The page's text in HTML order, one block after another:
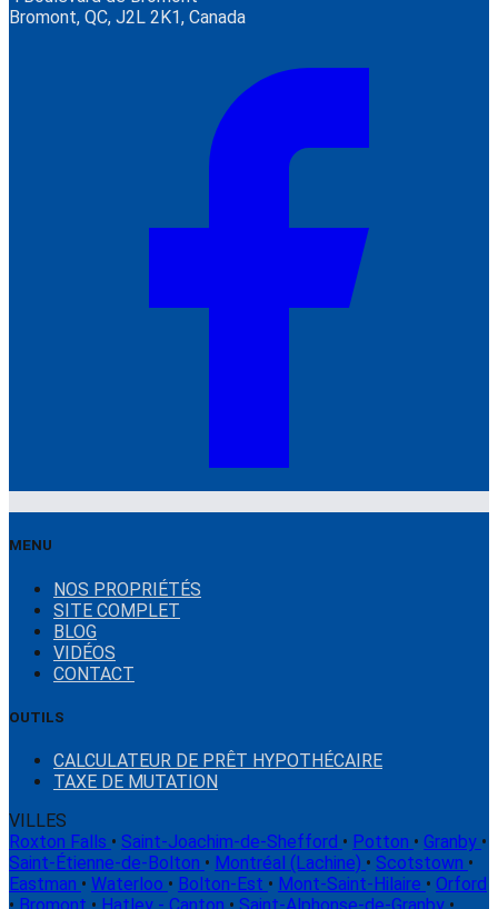
Bromont, QC, J2L 2K1, Canada
MENU
NOS PROPRIÉTÉS
SITE COMPLET
BLOG
VIDÉOS
CONTACT
OUTILS
CALCULATEUR DE PRÊT HYPOTHÉCAIRE
TAXE DE MUTATION
VILLES
Roxton Falls • Saint-Joachim-de-Shefford • Potton • Granby •
Saint-Étienne-de-Bolton • Montréal (Lachine) • Scotstown •
Eastman • Waterloo • Bolton-Est • Mont-Saint-Hilaire • Orford